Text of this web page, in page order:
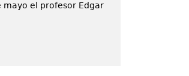
mayo el profesor Edgar